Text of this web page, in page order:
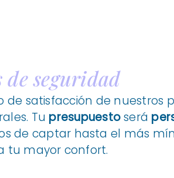
de seguridad
satisfacción de nuestros
Tu presupuestoserá
de captar hasta el más
tu mayor confort.